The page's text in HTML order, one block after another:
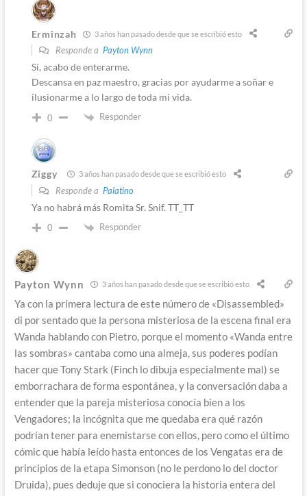
Erminzah 3 años han pasado desde que se escribió esto
Responde a Payton Wynn
Sí, acabo de enterarme.
Descansa en paz maestro, gracias por ayudarme a soñar e
ilusionarme a lo largo de toda mi vida.
0 Responder
Ziggy 3 años han pasado desde que se escribió esto
Responde a Palatino
Ya no habrá más Romita Sr. Snif. TT_TT
0 Responder
Payton Wynn 3 años han pasado desde que se escribió esto
Ya con la primera lectura de este número de «Disassembled»
di por sentado que la persona misteriosa de la escena final era
Wanda hablando con Pietro, porque el momento «Wanda entre
las sombras» cantaba como una almeja, sus poderes podían
hacer que Tony Stark (Finch lo dibuja especialmente mal) se
emborrachara de forma espontánea, y la conversación daba a
entender que la pareja misteriosa conocía bien a los
Vengadores; la incógnita que me quedaba era qué razón
podrían tener para enemistarse con ellos, pero como el último
cómic que había leído hasta entonces de los Vengatas era de
principios de la etapa Simonson (no le perdono lo del doctor
Druida), pues deduje que si conociera la historia entera del